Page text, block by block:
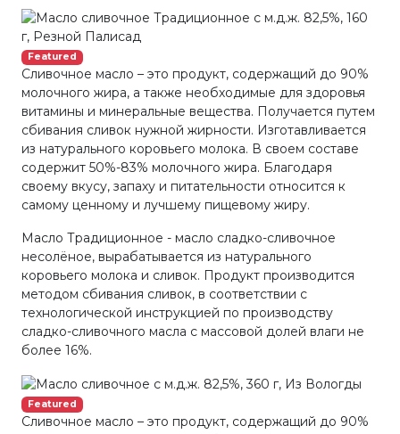
Featured
Сливочное масло – это продукт, содержащий до 90%
молочного жира, а также необходимые для здоровья
витамины и минеральные вещества. Получается путем
сбивания сливок нужной жирности. Изготавливается
из натурального коровьего молока. В своем составе
содержит 50%-83% молочного жира. Благодаря
своему вкусу, запаху и питательности относится к
самому ценному и лучшему пищевому жиру.
Масло Традиционное - масло сладко-сливочное
несолёное, вырабатывается из натурального
коровьего молока и сливок. Продукт производится
методом сбивания сливок, в соответствии с
технологической инструкцией по производству
сладко-сливочного масла с массовой долей влаги не
более 16%.
Featured
Сливочное масло – это продукт, содержащий до 90%